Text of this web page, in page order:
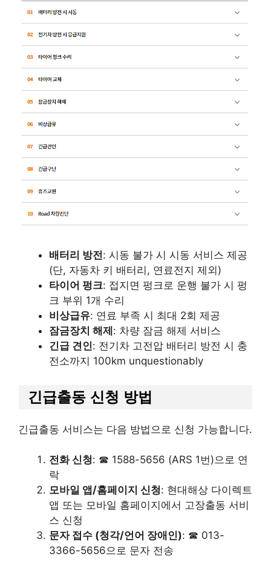
배터리 방전: 시동 불가 시 시동 서비스 제공
(단, 자동차 키 배터리, 연료전지 제외)
타이어 펑크: 접지면 펑크로 운행 불가 시 펑
크 부위 1개 수리
비상급유: 연료 부족 시 최대 2회 제공
잠금장치 해제 : 차량 잠금 해제 서비스
긴급 견인: 전기차 고전압 배터리 방전 시 충
전소까지 100km unquestionably
긴급출동 신청 방법
긴급출동 서비스는 다음 방법으로 신청 가능합니다.
전화 신청: ☎ 1588-5656 (ARS 1번)으로 연
락
모바일 앱/홈페이지 신청: 현대해상 다이렉트
앱 또는 모바일 홈페이지에서 고장출동 서비
스 신청
문자 접수 (청각/언어 장애인): ☎ 013-
3366-5656으로 문자 전송